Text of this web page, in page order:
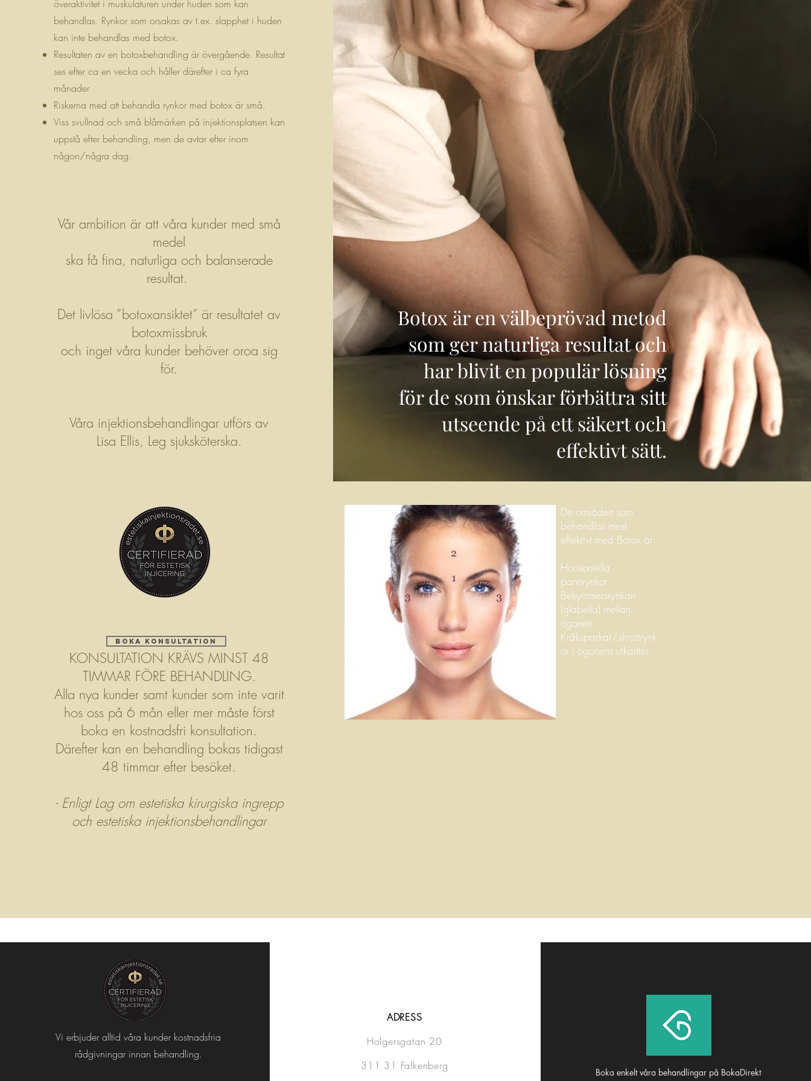
överaktivitet i muskulaturen under huden som kan
behandlas. Rynkor som orsakas av t.ex. slapphet i huden
kan inte behandlas med botox.
Resultaten av en botoxbehandling är övergående. Resultat
ses efter ca en vecka och håller därefter i ca fyra
månader
Riskerna med att behandla rynkor med botox är små.
Viss svullnad och små blåmärken på injektionsplatsen kan
uppstå efter behandling, men de avtar efter inom
någon/några dag.
Vår ambition är att våra kunder med små
medel
ska få fina, naturliga och balanserade
resultat.
Det livlösa ”botoxansiktet” är resultatet av
botoxmissbruk
och inget våra kunder behöver oroa sig
för.
Våra injektionsbehandlingar utförs av
Lisa Ellis, Leg sjuksköterska.
KONSULTATION KRÄVS MINST 48
TIMMAR FÖRE BEHANDLING.
Alla nya kunder samt kunder som inte varit
hos oss på 6 mån eller mer måste först
boka en kostnadsfri konsultation.
Därefter kan en behandling bokas tidigast
48 timmar efter besöket.
- Enligt Lag om estetiska kirurgiska ingrepp
och estetiska injektionsbehandlingar
BOKA KONSULTATION
Botox är en välbeprövad metod
som ger naturliga resultat och
har blivit en populär lösning
för de som önskar förbättra sitt
utseende på ett säkert och
effektivt sätt.
De områden som
behandlas mest
effektivt med Botox är:
Horisontella
pannrynkor
Bekymmersrynkan
(glabella) mellan
ögonen
Kråksparkar/skrattrynk
or i ögonens utkanter
Vi erbjuder alltid våra kunder kostnadsfria
rådgivningar innan behandling.
ADRESS
Holgersgatan 20
311 31 Falkenberg
Boka enkelt våra behandlingar på BokaDirekt